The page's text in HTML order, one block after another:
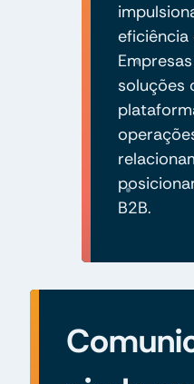
eficiência
soluções
B2B.